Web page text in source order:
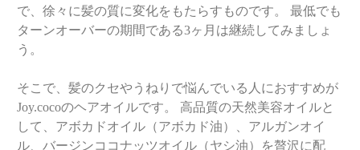
で、徐々に髪の質に変化をもたらすものです。 最低でも
ターンオーバーの期間である3ヶ月は継続してみましょ
う。
そこで、髪のクセやうねりで悩んでいる人におすすめが
Joy.cocoのヘアオイルです。 高品質の天然美容オイルと
して、アボカドオイル（アボカド油）、アルガンオイ
ル、バージンココナッツオイル（ヤシ油）を贅沢に配